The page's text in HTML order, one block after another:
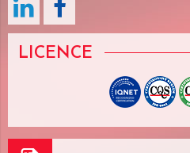
LICENCE